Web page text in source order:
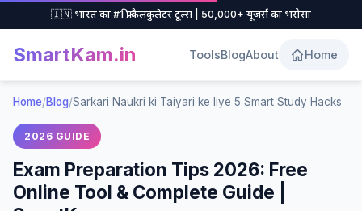
🇮🇳 भारत का #1 फ्री कैलकुलेटर टूल्स | 50,000+ यूजर्स का भरोसा
SmartKam.in ToolsBlogAbout Home
Home/Blog/Sarkari Naukri ki Taiyari ke liye 5 Smart Study Hacks
2026 GUIDE
Exam Preparation Tips 2026: Free
Online Tool & Complete Guide |